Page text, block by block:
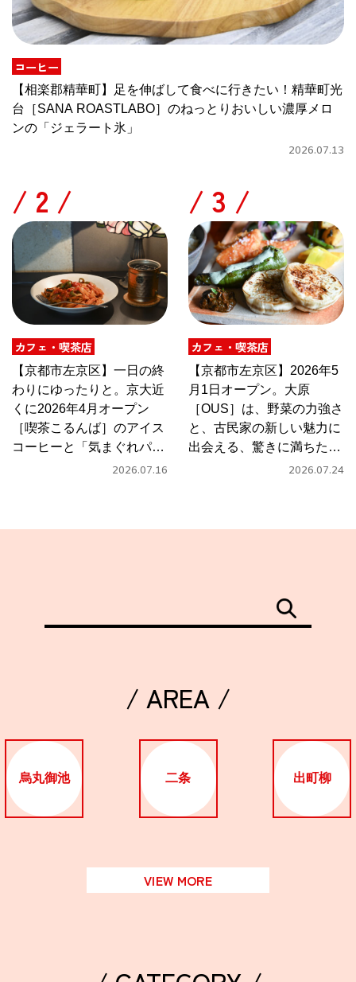
コーヒー
【相楽郡精華町】足を伸ばして食べに行きたい！精華町光
台［SANA ROASTLABO］のねっとりおいしい濃厚メロ
ンの「ジェラート氷」
2026.07.13
/
カフェ・喫茶店
【京都市左京区】一日の終
わりにゆったりと。京大近
くに2026年4月オープン
［喫茶こるんば］のアイス
コーヒーと「気まぐれパス
2026.07.16
/
カフェ・喫茶店
【京都市左京区】2026年5
月1日オープン。大原
［OUS］は、野菜の力強さ
と、古民家の新しい魅力に
出会える、驚きに満ちたカ
2026.07.24
/ AREA /
烏丸御池 二条 出町柳
VIEW MORE